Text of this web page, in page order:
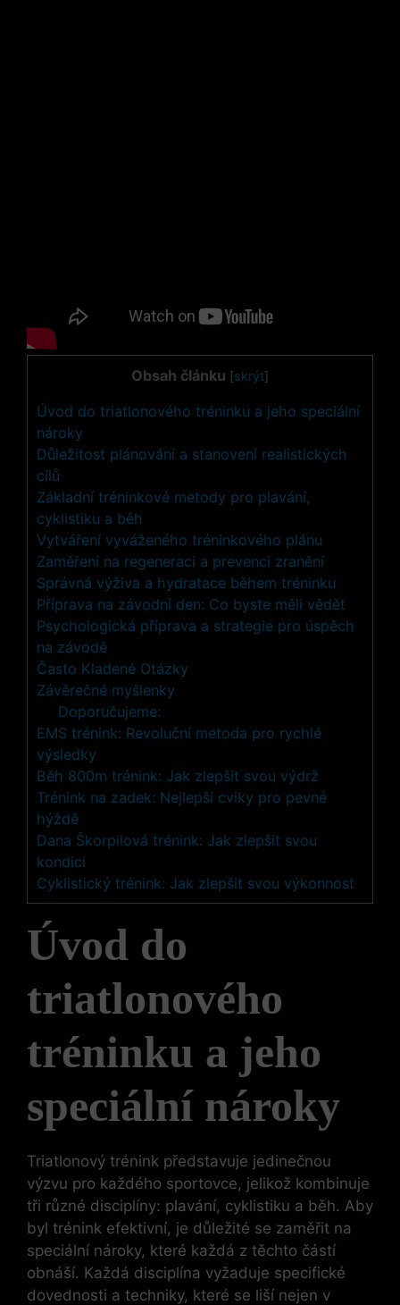
Obsah článku [skrýt]
Úvod do triatlonového tréninku a jeho speciální
nároky
Důležitost plánování a stanovení realistických
cílů
Základní tréninkové metody pro plavání,
cyklistiku a běh
Vytváření vyváženého tréninkového plánu
Zaměření na regeneraci a prevenci zranění
Správná výživa a hydratace během tréninku
Příprava na závodní den: Co byste měli vědět
Psychologická příprava a strategie pro úspěch
na závodě
Často Kladené Otázky
Závěrečné myšlenky
Doporučujeme:
EMS trénink: Revoluční metoda pro rychlé
výsledky
Běh 800m trénink: Jak zlepšit svou výdrž
Trénink na zadek: Nejlepší cviky pro pevné
hýždě
Dana Škorpilová trénink: Jak zlepšit svou
kondici
Cyklistický trénink: Jak zlepšit svou výkonnost
Úvod do
triatlonového
tréninku a jeho
speciální nároky
Triatlonový trénink představuje jedinečnou
výzvu pro každého sportovce, jelikož kombinuje
tři různé disciplíny: plavání, cyklistiku a běh. Aby
byl trénink efektivní, je důležité se zaměřit na
speciální nároky, které každá z těchto částí
obnáší. Každá disciplína vyžaduje specifické
dovednosti a techniky, které se liší nejen v